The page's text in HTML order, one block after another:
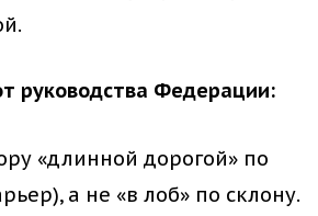
руководства Федерации:
«длинной дорогой» по
а не «в лоб» по склону.